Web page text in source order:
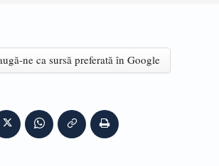
ne ca sursă preferată în Google